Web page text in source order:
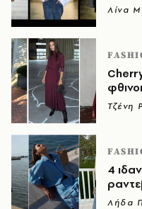
Λίνα
Τζένη
4
Λήδα